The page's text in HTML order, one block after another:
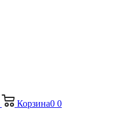
Корзина0 0